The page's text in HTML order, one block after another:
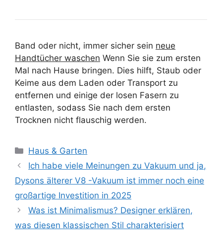
Band oder nicht, immer sicher sein neue
Handtücher waschen Wenn Sie sie zum ersten
Mal nach Hause bringen. Dies hilft, Staub oder
Keime aus dem Laden oder Transport zu
entfernen und einige der losen Fasern zu
entlasten, sodass Sie nach dem ersten
Trocknen nicht flauschig werden.
Kategorien
Haus & Garten
Ich habe viele Meinungen zu Vakuum und ja,
Dysons älterer V8 -Vakuum ist immer noch eine
großartige Investition in 2025
Was ist Minimalismus? Designer erklären,
was diesen klassischen Stil charakterisiert